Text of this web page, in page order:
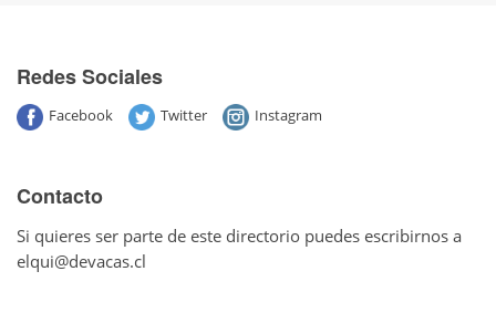
Redes Sociales
Facebook Twitter Instagram
Contacto
Si quieres ser parte de este directorio puedes escribirnos a
elqui@devacas.cl